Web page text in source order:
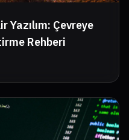
Yazılım: Çevreye
Rehberi